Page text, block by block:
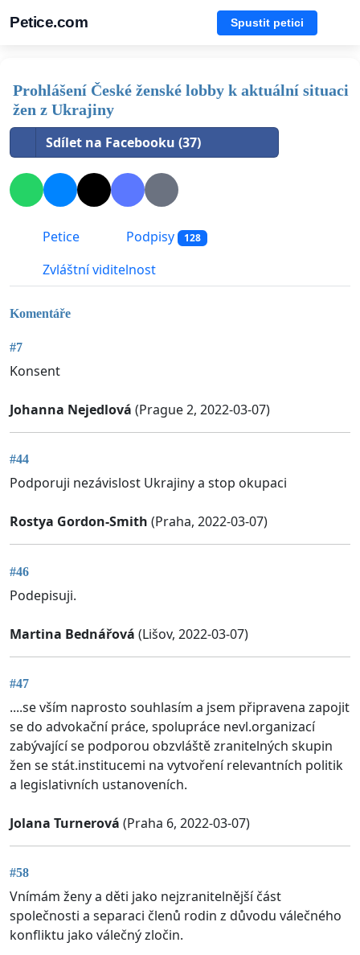
Petice.com Spustit petici
Prohlášení České ženské lobby k aktuální situaci
žen z Ukrajiny
Sdílet na Facebooku (37)
Petice Podpisy 128
Zvláštní viditelnost
Komentáře
#7
Konsent
Johanna Nejedlová (Prague 2, 2022-03-07)
#44
Podporuji nezávislost Ukrajiny a stop okupaci
Rostya Gordon-Smith (Praha, 2022-03-07)
#46
Podepisuji.
Martina Bednářová (Lišov, 2022-03-07)
#47
....se vším naprosto souhlasím a jsem připravena zapojit
se do advokační práce, spolupráce nevl.organizací
zabývající se podporou obzvláště zranitelných skupin
žen se stát.institucemi na vytvoření relevantních politik
a legislativních ustanoveních.
Jolana Turnerová (Praha 6, 2022-03-07)
#58
Vnímám ženy a děti jako nejzranitelnější část
společnosti a separaci členů rodin z důvodu válečného
konfliktu jako válečný zločin.